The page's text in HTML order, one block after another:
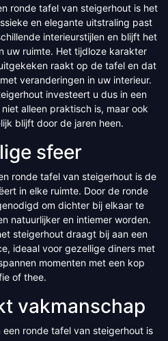
ronde tafel van steigerhout is het
en elegante uitstraling past
interieurstijlen en blijft het
uw ruimte. Het tijdloze karakter
raakt op de tafel en dat
veranderingen in uw interieur.
investeert u dus in een
alleen praktisch is, maar ook
blijft door de jaren heen.
sfeer
ronde tafel van steigerhout is de
in elke ruimte. Door de ronde
om dichter bij elkaar te
natuurlijker en intiemer worden.
steigerhout draagt bij aan een
ideaal voor gezellige diners met
momenten met een kop
of thee.
vakmanschap
ronde tafel van steigerhout is